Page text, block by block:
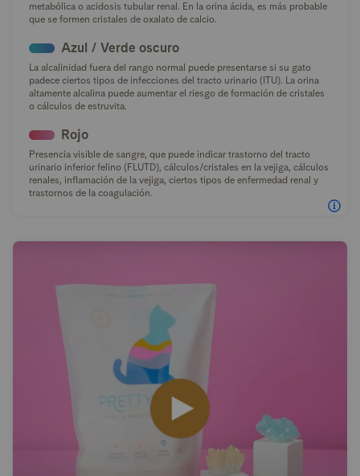
metabólica o acidosis tubular renal. En la orina ácida, es más probable
que se formen cristales de oxalato de calcio.
Azul / Verde oscuro
La alcalinidad fuera del rango normal puede presentarse si su gato
padece ciertos tipos de infecciones del tracto urinario (ITU). La orina
altamente alcalina puede aumentar el riesgo de formación de cristales
o cálculos de estruvita.
Rojo
Presencia visible de sangre, que puede indicar trastorno del tracto
urinario inferior felino (FLUTD), cálculos/cristales en la vejiga, cálculos
renales, inflamación de la vejiga, ciertos tipos de enfermedad renal y
trastornos de la coagulación.